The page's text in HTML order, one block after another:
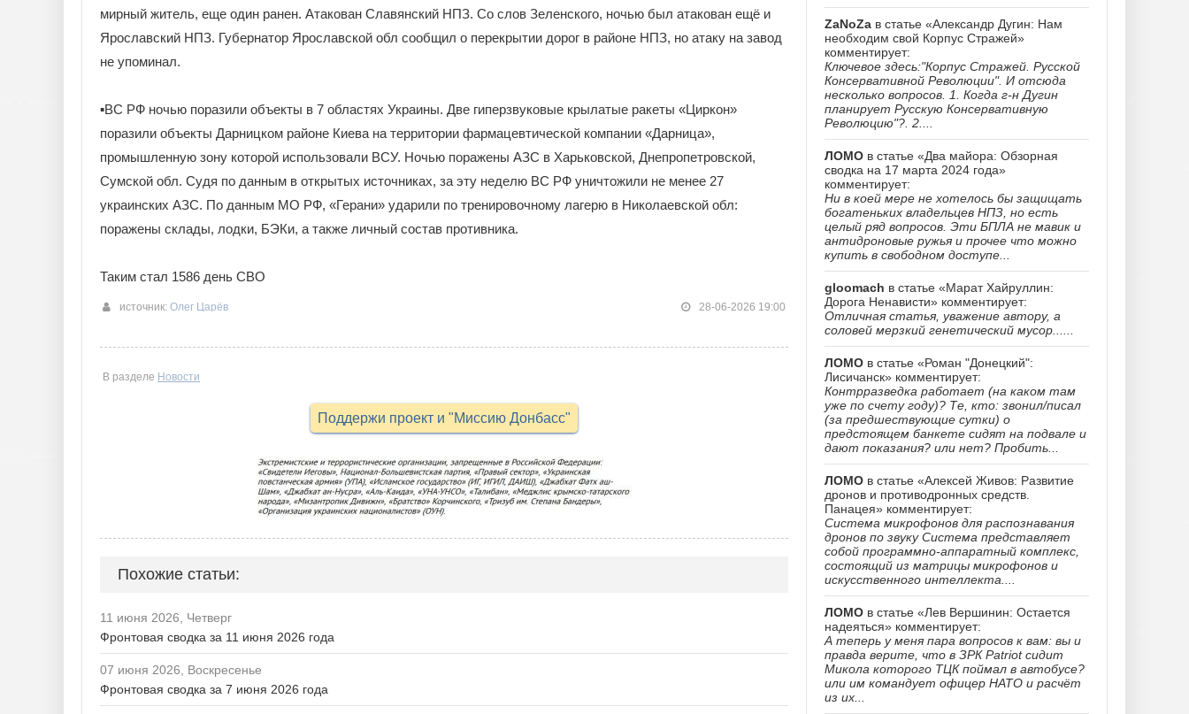
мирный житель, еще один ранен. Атакован Славянский НПЗ. Со слов Зеленского, ночью был атакован ещё и
Ярославский НПЗ. Губернатор Ярославской обл сообщил о перекрытии дорог в районе НПЗ, но атаку на завод
не упоминал.
▪️ВС РФ ночью поразили объекты в 7 областях Украины. Две гиперзвуковые крылатые ракеты «Циркон»
поразили объекты Дарницком районе Киева на территории фармацевтической компании «Дарница»,
промышленную зону которой использовали ВСУ. Ночью поражены АЗС в Харьковской, Днепропетровской,
Сумской обл. Судя по данным в открытых источниках, за эту неделю ВС РФ уничтожили не менее 27
украинских АЗС. По данным МО РФ, «Герани» ударили по тренировочному лагерю в Николаевской обл:
поражены склады, лодки, БЭКи, а также личный состав противника.
Таким стал 1586 день СВО
источник: Олег Царёв 28-06-2026 19:00
В разделе Новости
Поддержи проект и "Миссию Донбасс"
Похожие статьи:
11 июня 2026, Четверг
Фронтовая сводка за 11 июня 2026 года
07 июня 2026, Воскресенье
Фронтовая сводка за 7 июня 2026 года
ZaNoZa в статье «Александр Дугин: Нам
необходим свой Корпус Стражей»
комментирует:
Ключевое здесь:"Корпус Стражей. Русской
Консервативной Революции". И отсюда
несколько вопросов. 1. Когда г-н Дугин
планирует Русскую Консервативную
Революцию"?. 2....
ЛОМО в статье «Два майора: Обзорная
сводка на 17 марта 2024 года»
комментирует:
Ни в коей мере не хотелось бы защищать
богатеньких владельцев НПЗ, но есть
целый ряд вопросов. Эти БПЛА не мавик и
антидроновые ружья и прочее что можно
купить в свободном доступе...
gloomach в статье «Марат Хайруллин:
Дорога Ненависти» комментирует:
Отличная статья, уважение автору, а
соловей мерзкий генетический мусор......
ЛОМО в статье «Роман "Донецкий":
Лисичанск» комментирует:
Контрразведка работает (на каком там
уже по счету году)? Те, кто: звонил/писал
(за предшествующие сутки) о
предстоящем банкете сидят на подвале и
дают показания? или нет? Пробить...
ЛОМО в статье «Алексей Живов: Развитие
дронов и противодронных средств.
Панацея» комментирует:
Система микрофонов для распознавания
дронов по звуку Система представляет
собой программно-аппаратный комплекс,
состоящий из матрицы микрофонов и
искусственного интеллекта....
ЛОМО в статье «Лев Вершинин: Остается
надеяться» комментирует:
А теперь у меня пара вопросов к вам: вы и
правда верите, что в ЗРК Patriot сидит
Микола которого ТЦК поймал в автобусе?
или им командует офицер НАТО и расчёт
из их...